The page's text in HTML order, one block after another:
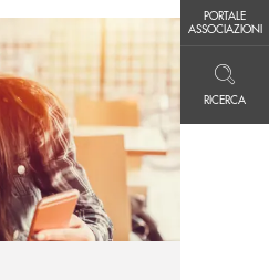
PORTALE
ASSOCIAZIONI
RICERCA
RICERCA